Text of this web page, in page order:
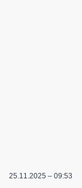
25.11.2025 – 09:53